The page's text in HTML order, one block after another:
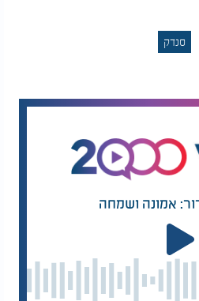
סנדק
אמונה ושמחה